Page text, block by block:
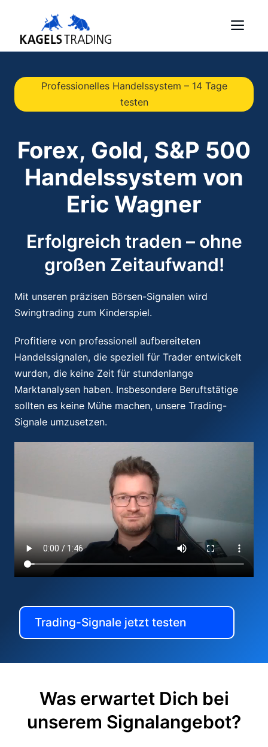
content
Professionelles Handelssystem – 14 Tage
testen
Forex, Gold, S&P 500
Handelssystem von
Eric Wagner
Erfolgreich traden – ohne
großen Zeitaufwand!
Mit unseren präzisen Börsen-Signalen wird
Swingtrading zum Kinderspiel.
Profitiere von professionell aufbereiteten
Handelssignalen, die speziell für Trader entwickelt
wurden, die keine Zeit für stundenlange
Marktanalysen haben. Insbesondere Beruftstätige
sollten es keine Mühe machen, unsere Trading-
Signale umzusetzen.
Trading-Signale jetzt testen
Was erwartet Dich bei
unserem Signalangebot?